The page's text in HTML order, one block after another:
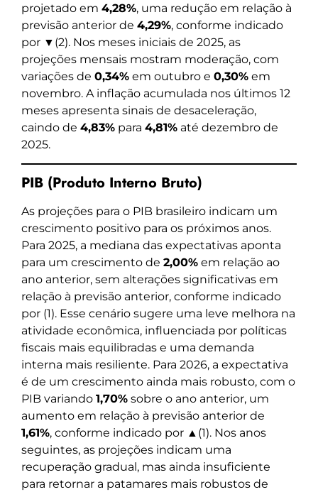
projetado em 4,28%, uma redução em relação à
previsão anterior de 4,29%, conforme indicado
por ▼(2). Nos meses iniciais de 2025, as
projeções mensais mostram moderação, com
variações de 0,34% em outubro e 0,30% em
novembro. A inflação acumulada nos últimos 12
meses apresenta sinais de desaceleração,
caindo de 4,83% para 4,81% até dezembro de
2025.
PIB (Produto Interno Bruto)
As projeções para o PIB brasileiro indicam um
crescimento positivo para os próximos anos.
Para 2025, a mediana das expectativas aponta
para um crescimento de 2,00% em relação ao
ano anterior, sem alterações significativas em
relação à previsão anterior, conforme indicado
por (1). Esse cenário sugere uma leve melhora na
atividade econômica, influenciada por políticas
fiscais mais equilibradas e uma demanda
interna mais resiliente. Para 2026, a expectativa
é de um crescimento ainda mais robusto, com o
PIB variando 1,70% sobre o ano anterior, um
aumento em relação à previsão anterior de
1,61%, conforme indicado por ▲(1). Nos anos
seguintes, as projeções indicam uma
recuperação gradual, mas ainda insuficiente
para retornar a patamares mais robustos de